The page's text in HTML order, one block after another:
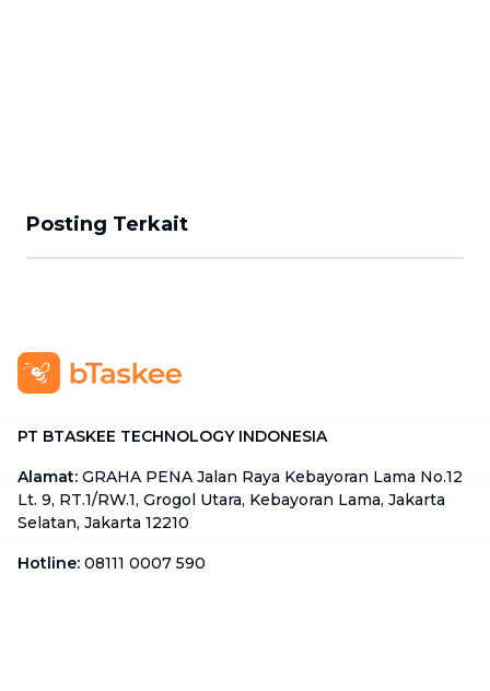
Posting Terkait
PT BTASKEE TECHNOLOGY INDONESIA
Alamat: GRAHA PENA Jalan Raya Kebayoran Lama No.12
Lt. 9, RT.1/RW.1, Grogol Utara, Kebayoran Lama, Jakarta
Selatan, Jakarta 12210
Hotline: 08111 0007 590